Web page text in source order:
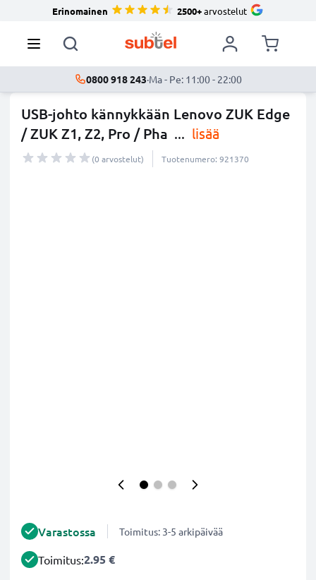
Erinomainen 2500+arvostelut
0800 918 243·Ma - Pe: 11:00 - 22:00
USB-johto kännykkään Lenovo ZUK Edge
/ ZUK Z1, Z2, Pro / Pha ... lisää
(0 arvostelut) Tuotenumero: 921370
Varastossa Toimitus: 3-5 arkipäivää
Toimitus:2.95 €